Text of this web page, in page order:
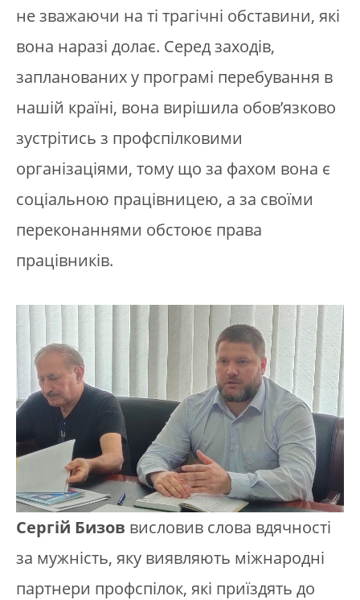
не зважаючи на ті трагічні обставини, які
вона наразі долає. Серед заходів,
запланованих у програмі перебування в
нашій країні, вона вирішила обов’язково
зустрітись з профспілковими
організаціями, тому що за фахом вона є
соціальною працівницею, а за своїми
переконаннями обстоює права
працівників.
Сергій Бизов висловив слова вдячності
за мужність, яку виявляють міжнародні
партнери профспілок, які приїздять до